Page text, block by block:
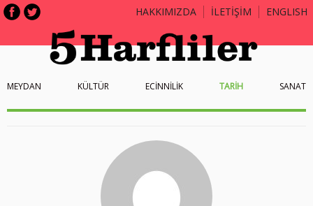
HAKKIMIZDA İLETİŞİM ENGLISH
MEYDAN KÜLTÜR ECİNNİLİK TARİH SANAT